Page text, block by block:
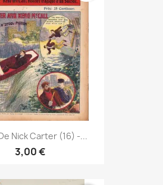
Nick Carter (16) -...
3,00 €